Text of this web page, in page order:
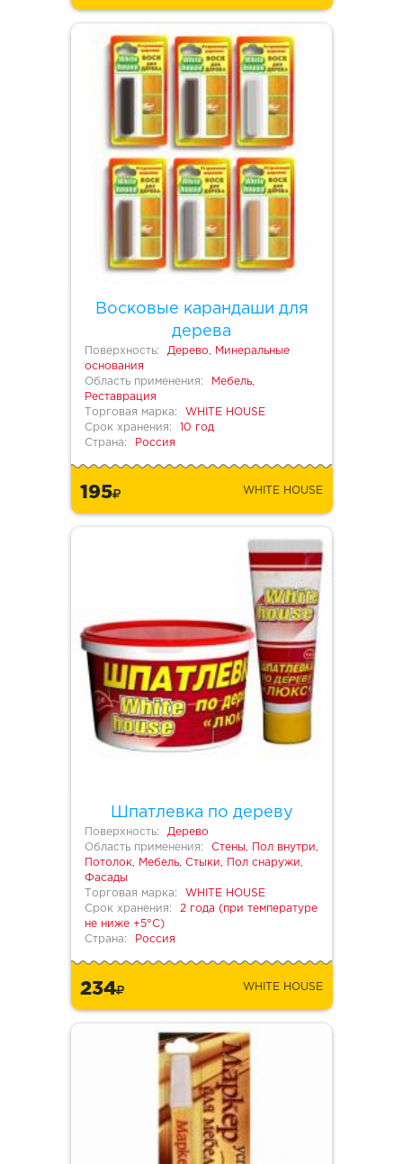
Восковые карандаши для
дерева
Поверхность:
Дерево, Минеральные
основания
Область применения:
Мебель,
Реставрация
Торговая марка:
WHITE HOUSE
Срок хранения:
10 год
Страна:
Россия
195 WHITE HOUSE
Шпатлевка по дереву
Поверхность:
Дерево
Область применения:
Стены, Пол внутри,
Потолок, Мебель, Стыки, Пол снаружи,
Фасады
Торговая марка:
WHITE HOUSE
Срок хранения:
2 года (при температуре
не ниже +5°С)
Страна:
Россия
234 WHITE HOUSE